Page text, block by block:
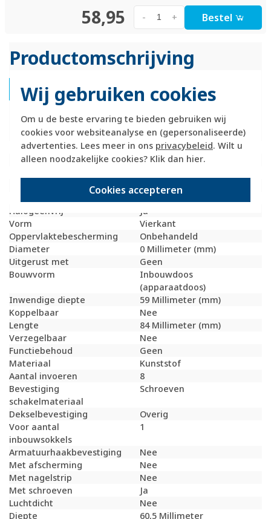
Wij gebruiken cookies
Om u de beste ervaring te bieden gebruiken wij
cookies voor websiteanalyse en (gepersonaliseerde)
advertenties. Lees meer in ons privacybeleid. Wilt u
alleen noodzakelijke cookies? Klik dan hier.
Cookies accepteren
58,95 +
- Bestel
Productomschrijving
Hager Berker 18721010 Productdatablad
Technische specificaties
Specificatie
Waarde
Montagewijze
Holle wand
84 Millimeter (mm)
Enkel
Halogeenvrij
Ja
Vorm
Vierkant
Oppervlaktebescherming
Onbehandeld
Diameter
0 Millimeter (mm)
Uitgerust met
Geen
Bouwvorm
Inbouwdoos
(apparaatdoos)
Inwendige diepte
59 Millimeter (mm)
Koppelbaar
Nee
Lengte
84 Millimeter (mm)
Verzegelbaar
Nee
Functiebehoud
Geen
Materiaal
Kunststof
Aantal invoeren
8
Bevestiging
schakelmateriaal
Schroeven
Dekselbevestiging
Overig
Voor aantal
inbouwsokkels
1
Armatuurhaakbevestiging
Nee
Met afscherming
Nee
Met nagelstrip
Nee
Met schroeven
Ja
Luchtdicht
Nee
Diepte
60,5 Millimeter